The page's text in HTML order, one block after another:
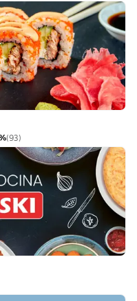
(93)